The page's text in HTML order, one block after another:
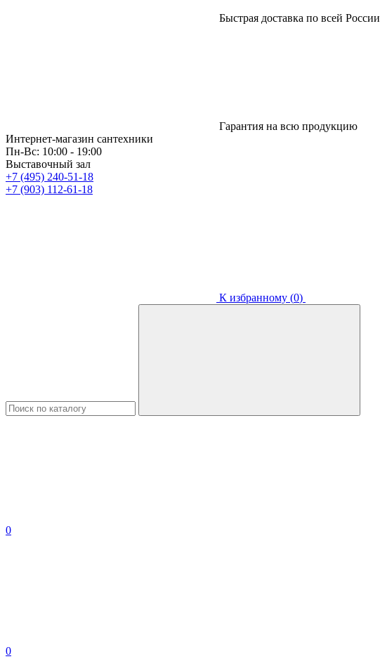
Быстрая доставка по всей России
Гарантия на всю продукцию
Интернет-магазин сантехники
Пн-Вс: 10:00 - 19:00
Выставочный зал
+7 (495) 240-51-18
+7 (903) 112-61-18
К избранному (0)
0
0